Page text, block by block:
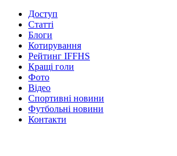
Доступ
Статті
Блоги
Котирування
Рейтинг IFFHS
Кращі голи
Фото
Відео
Спортивні новини
Футбольні новини
Контакти